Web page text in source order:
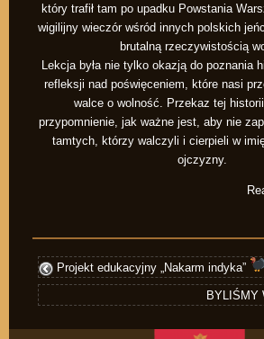
który trafił tam po upadku Powstania
wigilijny wieczór wśród innych polskich
brutalną rzeczywistością
Lekcja była nie tylko okazją do poznania
refleksji nad poświęceniem, które nasi
walce o wolność. Przekaz tej
przypomnienie, jak ważne jest, aby nie
tamtych, którzy walczyli i cierpieli w
ojczyzny.
Projekt edukacyjny „Nakarm indyka”
BYLIŚMY